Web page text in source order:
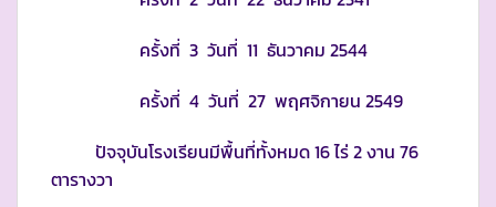
ครั้งที่ 3 วันที่ 11 ธันวาคม 2544
ครั้งที่ 4 วันที่ 27 พฤศจิกายน 2549
ปัจจุบันโรงเรียนมีพื้นที่ทั้งหมด 16 ไร่ 2 งาน 76
ตารางวา